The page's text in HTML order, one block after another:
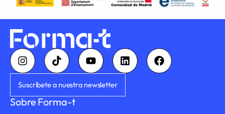
I
n
s
t
a
g
T
i
k
t
o
k
Y
o
u
t
u
L
i
n
e
F
a
c
Suscríbete a nuestra newsletter
Sobre Forma-t